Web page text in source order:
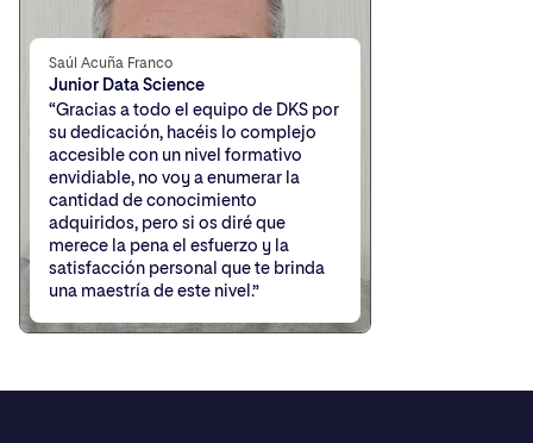
Saúl Acuña Franco
Junior Data Science
“Gracias a todo el equipo de DKS por
su dedicación, hacéis lo complejo
accesible con un nivel formativo
envidiable, no voy a enumerar la
cantidad de conocimiento
adquiridos, pero si os diré que
merece la pena el esfuerzo y la
satisfacción personal que te brinda
una maestría de este nivel.”